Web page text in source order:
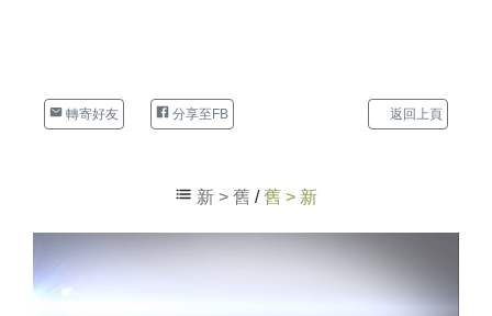
轉寄好友 分享至FB 返回上頁
新 > 舊 /舊 > 新